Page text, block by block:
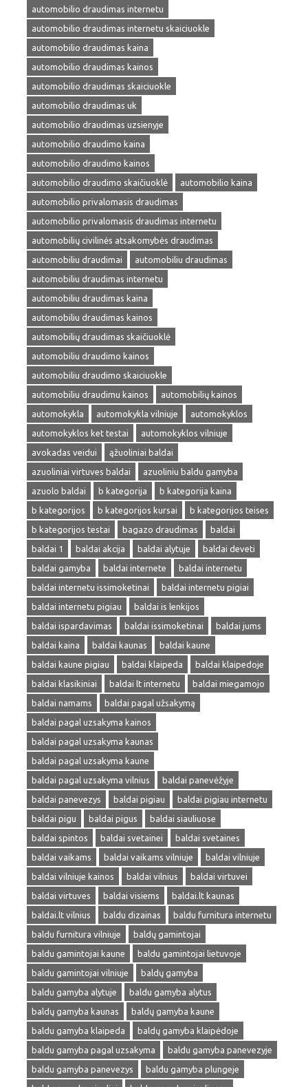
automobilio draudimas internetu
automobilio draudimas internetu skaiciuokle
automobilio draudimas kaina
automobilio draudimas kainos
automobilio draudimas skaiciuokle
automobilio draudimas uk
automobilio draudimas uzsienyje
automobilio draudimo kaina
automobilio draudimo kainos
automobilio draudimo skaičiuoklė
automobilio kaina
automobilio privalomasis draudimas
automobilio privalomasis draudimas internetu
automobilių civilinės atsakomybės draudimas
automobiliu draudimai
automobiliu draudimas
automobiliu draudimas internetu
automobiliu draudimas kaina
automobiliu draudimas kainos
automobilių draudimas skaičiuoklė
automobiliu draudimo kainos
automobiliu draudimo skaiciuokle
automobiliu draudimu kainos
automobilių kainos
automokykla
automokykla vilniuje
automokyklos
automokyklos ket testai
automokyklos vilniuje
avokadas veidui
ąžuoliniai baldai
azuoliniai virtuves baldai
azuoliniu baldu gamyba
azuolo baldai
b kategorija
b kategorija kaina
b kategorijos
b kategorijos kursai
b kategorijos teises
b kategorijos testai
bagazo draudimas
baldai
baldai 1
baldai akcija baldai alytuje
baldai deveti
baldai gamyba
baldai internete
baldai internetu
baldai internetu issimoketinai
baldai internetu pigiai
baldai internetu pigiau
baldai is lenkijos
baldai ispardavimas
baldai issimoketinai
baldai jums
baldai kaina
baldai kaunas
baldai kaune
baldai kaune pigiau
baldai klaipeda
baldai klaipedoje
baldai klasikiniai
baldai lt internetu
baldai miegamojo
baldai namams
baldai pagal užsakymą
baldai pagal uzsakyma kainos
baldai pagal uzsakyma kaunas
baldai pagal uzsakyma kaune
baldai pagal uzsakyma vilnius
baldai panevėžyje
baldai panevezys
baldai pigiau
baldai pigiau internetu
baldai pigu
baldai pigus
baldai siauliuose
baldai spintos
baldai svetainei
baldai svetaines
baldai vaikams
baldai vaikams vilniuje
baldai vilniuje
baldai vilniuje kainos
baldai vilnius
baldai virtuvei
baldai virtuves
baldai visiems
baldai.lt kaunas
baldai.lt vilnius
baldu dizainas
baldu furnitura internetu
baldu furnitura vilniuje
baldų gamintojai
baldu gamintojai kaune
baldu gamintojai lietuvoje
baldu gamintojai vilniuje
baldų gamyba
baldu gamyba alytuje
baldu gamyba alytus
baldų gamyba kaunas
baldų gamyba kaune
baldu gamyba klaipeda
baldų gamyba klaipėdoje
baldu gamyba pagal uzsakyma
baldu gamyba panevezyje
baldu gamyba panevezys
baldu gamyba plungeje